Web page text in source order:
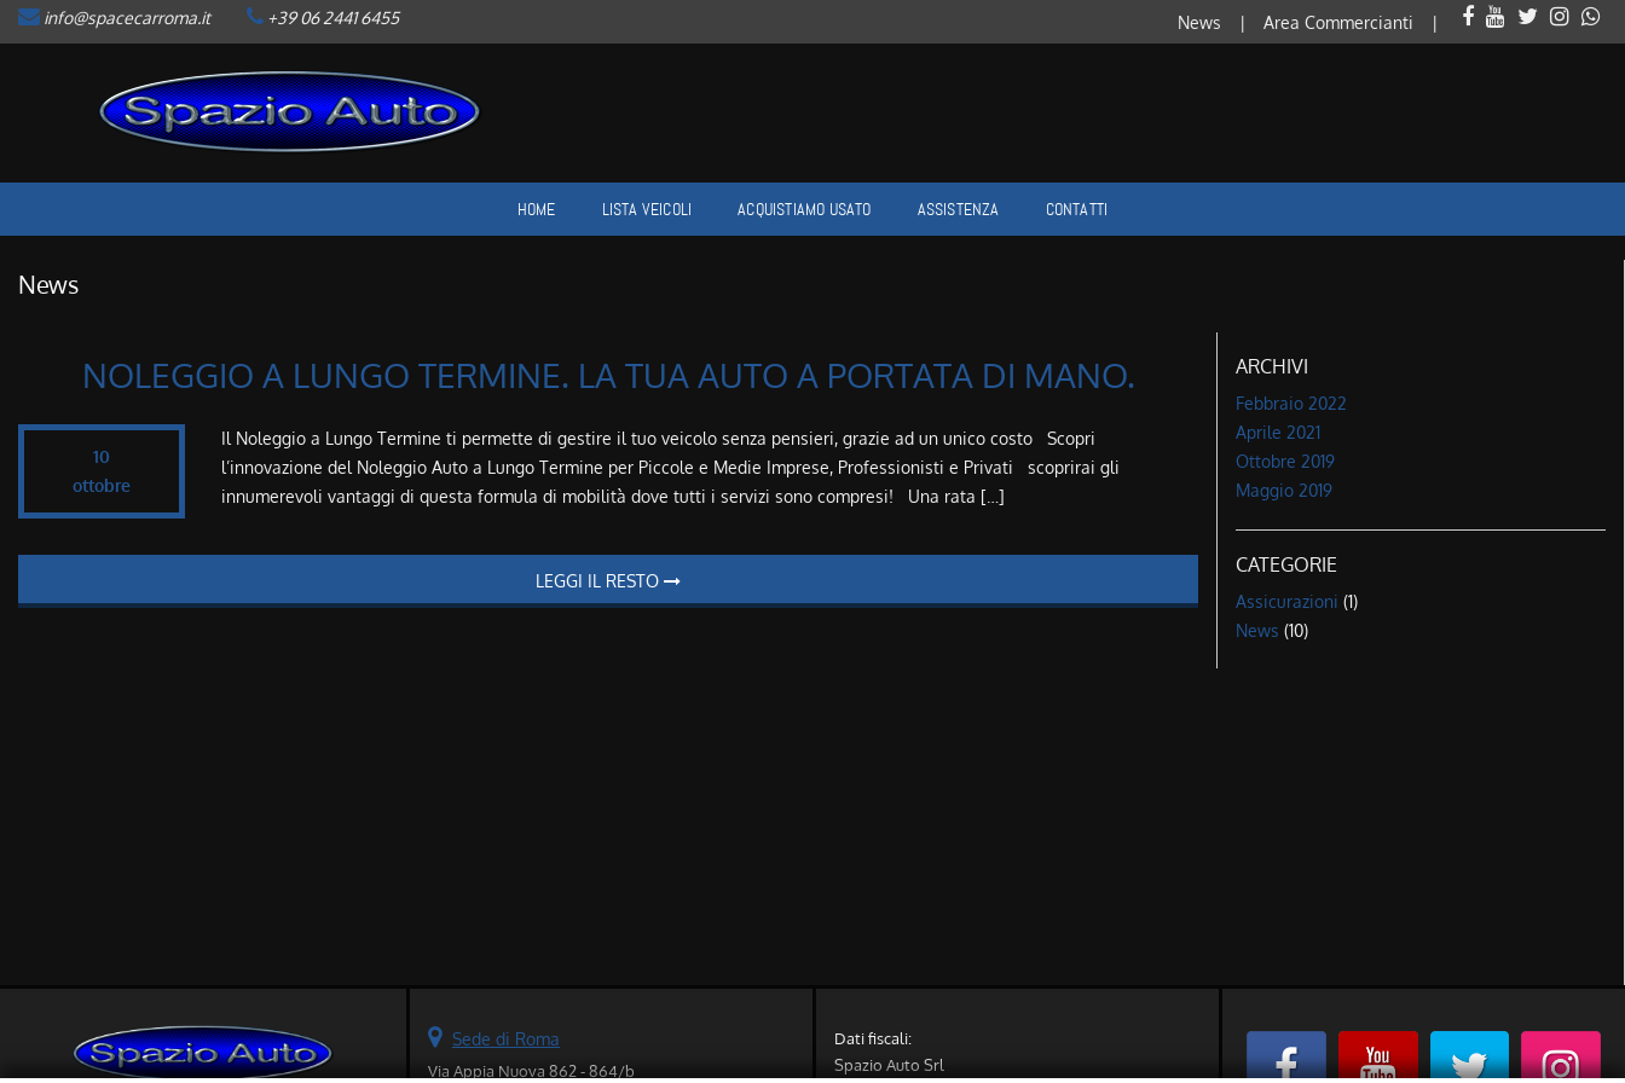
LISTA VEICOLI
AREA COMMERCIANTI
info@spacecarroma.it +39 06 2441 6455 News Area Commercianti
HOME LISTA VEICOLI ACQUISTIAMO USATO ASSISTENZA CONTATTI
News
NOLEGGIO A LUNGO TERMINE. LA TUA AUTO A PORTATA DI MANO.
10
ottobre
Il Noleggio a Lungo Termine ti permette di gestire il tuo veicolo senza pensieri, grazie ad un unico costo Scopri
l’innovazione del Noleggio Auto a Lungo Termine per Piccole e Medie Imprese, Professionisti e Privati scoprirai gli
innumerevoli vantaggi di questa formula di mobilità dove tutti i servizi sono compresi! Una rata […]
LEGGI IL RESTO
ARCHIVI
Febbraio 2022
Aprile 2021
Ottobre 2019
Maggio 2019
CATEGORIE
Assicurazioni (1)
News (10)
Sede di Roma
Via Appia Nuova 862 - 864/b
Dati fiscali:
Spazio Auto Srl